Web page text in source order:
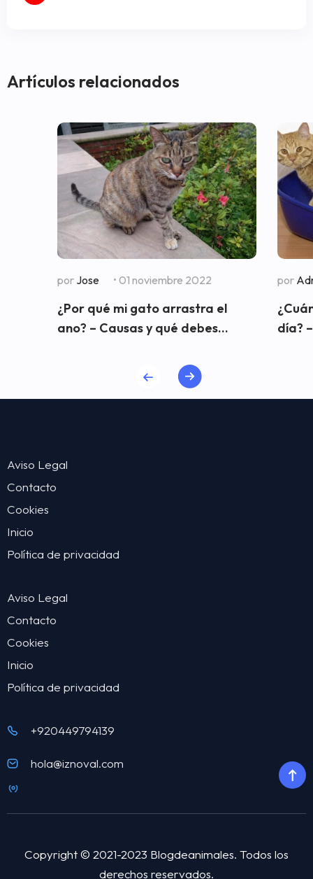
Artículos relacionados
por Jose • 01 noviembre 2022
¿Por qué mi gato arrastra el
ano? – Causas y qué debes...
por
día?
Aviso Legal
Contacto
Cookies
Inicio
Política de privacidad
Aviso Legal
Contacto
Cookies
Inicio
Política de privacidad
+920449794139
hola@iznoval.com
Copyright © 2021-2023 Blogdeanimales. Todos los
derechos reservados.